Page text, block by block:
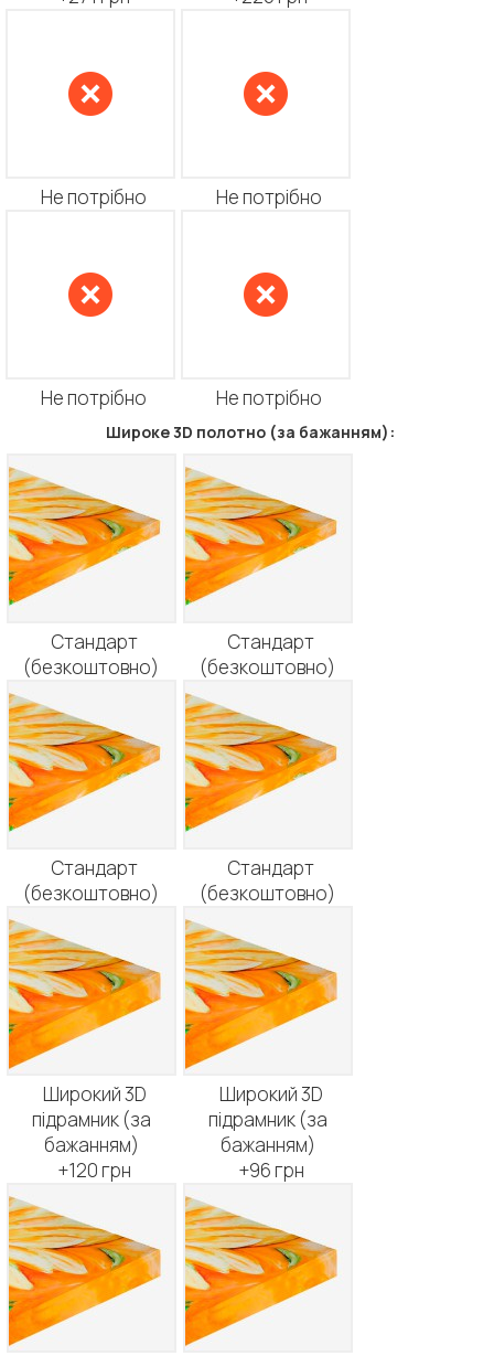
Не потрібно Не потрібно
Не потрібно Не потрібно
Широке 3D полотно (за бажанням):
Стандарт
(безкоштовно)
Стандарт
(безкоштовно)
Стандарт
(безкоштовно)
Стандарт
(безкоштовно)
Широкий 3D
підрамник (за
бажанням)
+120 грн
Широкий 3D
підрамник (за
бажанням)
+96 грн